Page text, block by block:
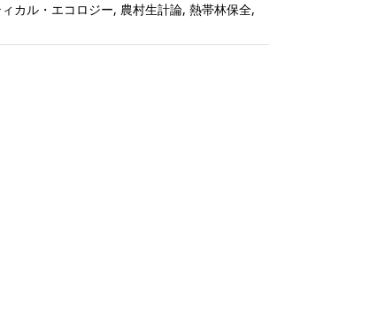
カル・エコロジー, 農村生計論, 熱帯林保全,